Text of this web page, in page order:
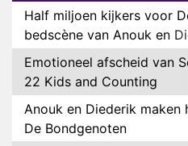
Half miljoen kijkers voor
bedscène van Anouk en
Emotioneel afscheid van
22 Kids and Counting
Anouk en Diederik
De Bondgenoten